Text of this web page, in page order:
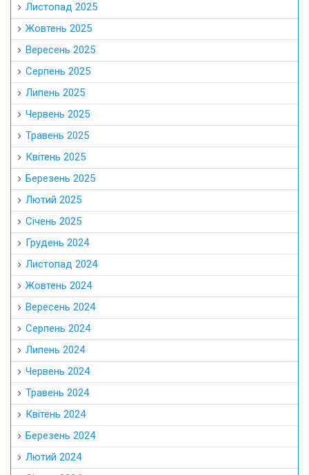
Листопад 2025
Жовтень 2025
Вересень 2025
Серпень 2025
Липень 2025
Червень 2025
Травень 2025
Квітень 2025
Березень 2025
Лютий 2025
Січень 2025
Грудень 2024
Листопад 2024
Жовтень 2024
Вересень 2024
Серпень 2024
Липень 2024
Червень 2024
Травень 2024
Квітень 2024
Березень 2024
Лютий 2024